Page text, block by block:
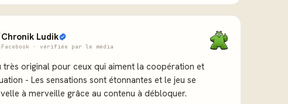
Chronik Ludik
Facebook · vérifiée par le média
très original pour ceux qui aiment la coopération et
- Les sensations sont étonnantes et le jeu se
à merveille grâce au contenu à débloquer.